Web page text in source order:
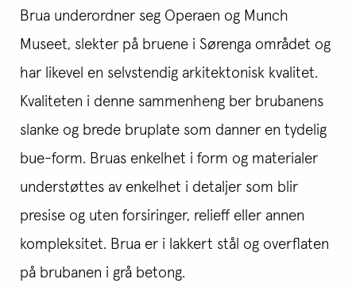
Brua underordner seg Operaen og Munch
Museet, slekter på bruene i Sørenga området og
har likevel en selvstendig arkitektonisk kvalitet.
Kvaliteten i denne sammenheng ber brubanens
slanke og brede bruplate som danner en tydelig
bue-form. Bruas enkelhet i form og materialer
understøttes av enkelhet i detaljer som blir
presise og uten forsiringer, relieff eller annen
kompleksitet. Brua er i lakkert stål og overflaten
på brubanen i grå betong.